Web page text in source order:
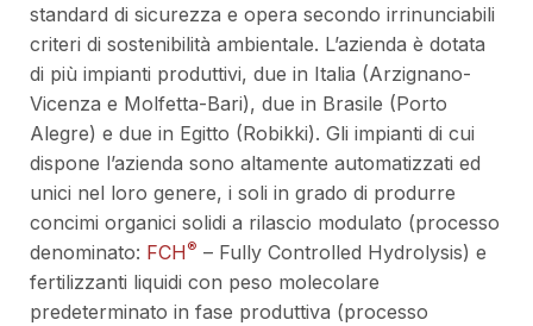
standard di sicurezza e opera secondo irrinunciabili
criteri di sostenibilità ambientale. L’azienda è dotata
di più impianti produttivi, due in Italia (Arzignano-
Vicenza e Molfetta-Bari), due in Brasile (Porto
Alegre) e due in Egitto (Robikki). Gli impianti di cui
dispone l’azienda sono altamente automatizzati ed
unici nel loro genere, i soli in grado di produrre
concimi organici solidi a rilascio modulato (processo
denominato: FCH® – Fully Controlled Hydrolysis) e
fertilizzanti liquidi con peso molecolare
predeterminato in fase produttiva (processo